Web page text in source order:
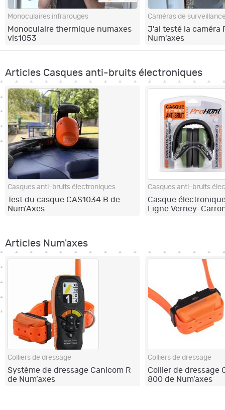
Monoculaires infrarouges
Monoculaire thermique numaxes
vis1053
Caméras de
J'ai testé la caméra
Num'axes
Articles Casques anti-bruits électroniques
Casques anti-bruits électroniques
Test du casque CAS1034 B de
Num’Axes
Casques anti-bruits
Casque
Ligne Verney-
Articles Num'axes
Colliers de dressage
Système de dressage Canicom R
de Num’axes
Colliers de dressage
Collier de dressage
800 de Num’axes